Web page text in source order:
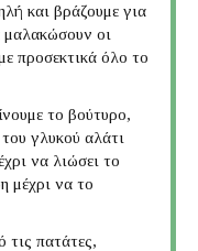
και βράζουμε για
μαλακώσουν οι
προσεκτικά όλο το
το βούτυρο,
γλυκού αλάτι
να λιώσει το
μέχρι να το
τις πατάτες,